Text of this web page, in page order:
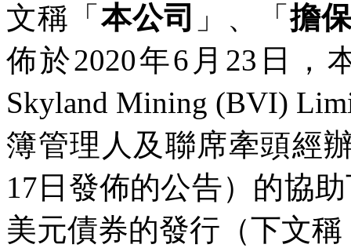
文稱「本公司 」、「擔
佈於2020年6月23日，
Skyland Mining (BVI)
簿管理人及聯席牽頭經
17日發佈的公告）的協
美元債券的發行（下文稱